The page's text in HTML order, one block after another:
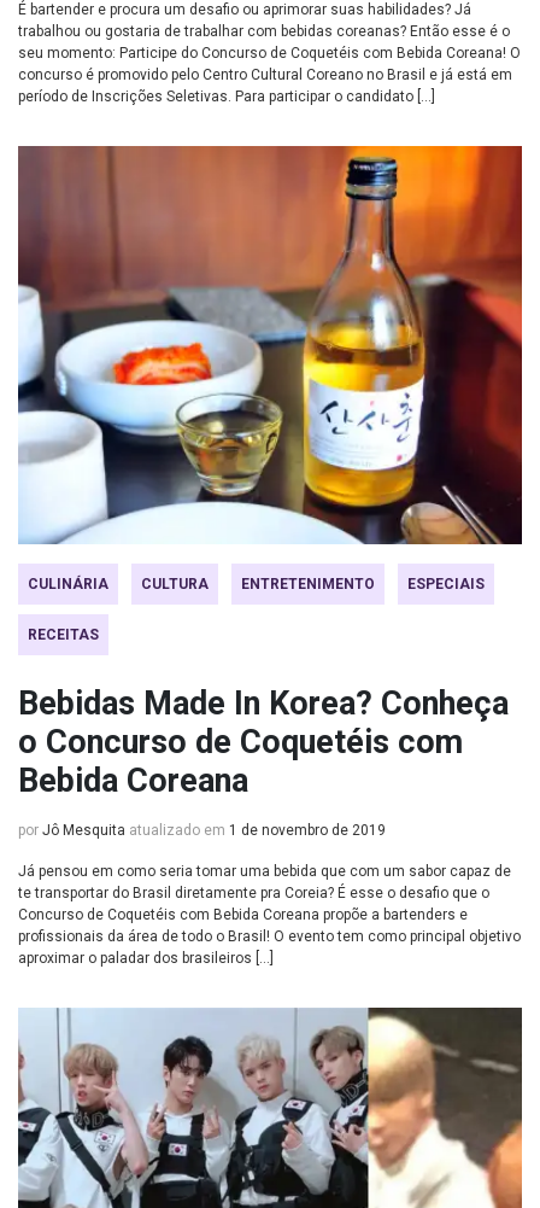
É bartender e procura um desafio ou aprimorar suas habilidades? Já
trabalhou ou gostaria de trabalhar com bebidas coreanas? Então esse é o
seu momento: Participe do Concurso de Coquetéis com Bebida Coreana! O
concurso é promovido pelo Centro Cultural Coreano no Brasil e já está em
período de Inscrições Seletivas. Para participar o candidato […]
CULINÁRIA CULTURA ENTRETENIMENTO ESPECIAIS
RECEITAS
Bebidas Made In Korea? Conheça
o Concurso de Coquetéis com
Bebida Coreana
por Jô Mesquita atualizado em 1 de novembro de 2019
Já pensou em como seria tomar uma bebida que com um sabor capaz de
te transportar do Brasil diretamente pra Coreia? É esse o desafio que o
Concurso de Coquetéis com Bebida Coreana propõe a bartenders e
profissionais da área de todo o Brasil! O evento tem como principal objetivo
aproximar o paladar dos brasileiros […]